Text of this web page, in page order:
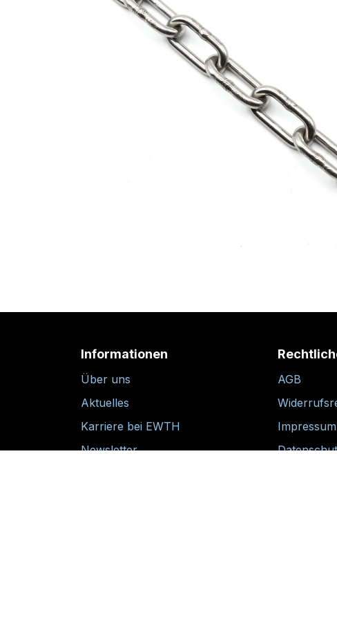
Informationen
Über uns
Aktuelles
Karriere bei EWTH
Newsletter
AGB
Impressum